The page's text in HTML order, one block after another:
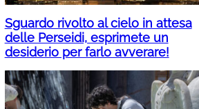
Sguardo rivolto al cielo in attesa
delle Perseidi, esprimete un
desiderio per farlo avverare!